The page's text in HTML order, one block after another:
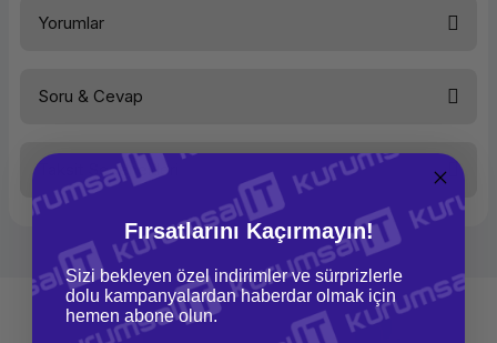
Yorumlar
Yorum Yaz
Soru & Cevap
Ürün hakkında henüz soru sorulmamış.
Taksit Seçenekleri
Fırsatlarını Kaçırmayın!
Sizi bekleyen özel indirimler ve sürprizlerle
dolu kampanyalardan haberdar olmak için
hemen abone olun.